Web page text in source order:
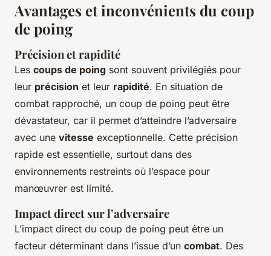
Avantages et inconvénients du coup
de poing
Précision et rapidité
Les coups de poing sont souvent privilégiés pour
leur précision et leur rapidité. En situation de
combat rapproché, un coup de poing peut être
dévastateur, car il permet d’atteindre l’adversaire
avec une vitesse exceptionnelle. Cette précision
rapide est essentielle, surtout dans des
environnements restreints où l’espace pour
manœuvrer est limité.
Impact direct sur l’adversaire
L’impact direct du coup de poing peut être un
facteur déterminant dans l’issue d’un combat. Des